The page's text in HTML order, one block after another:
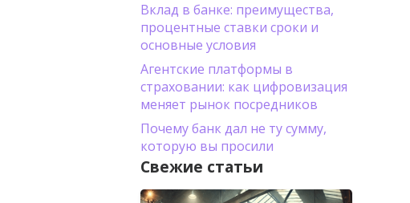
Вклад в банке: преимущества,
процентные ставки сроки и
основные условия
Агентские платформы в
страховании: как цифровизация
меняет рынок посредников
Почему банк дал не ту сумму,
которую вы просили
Свежие статьи